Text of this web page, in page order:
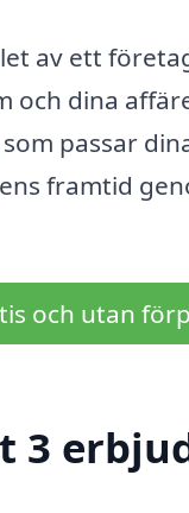
av ett
och dina
passar
framtid
och utan
3